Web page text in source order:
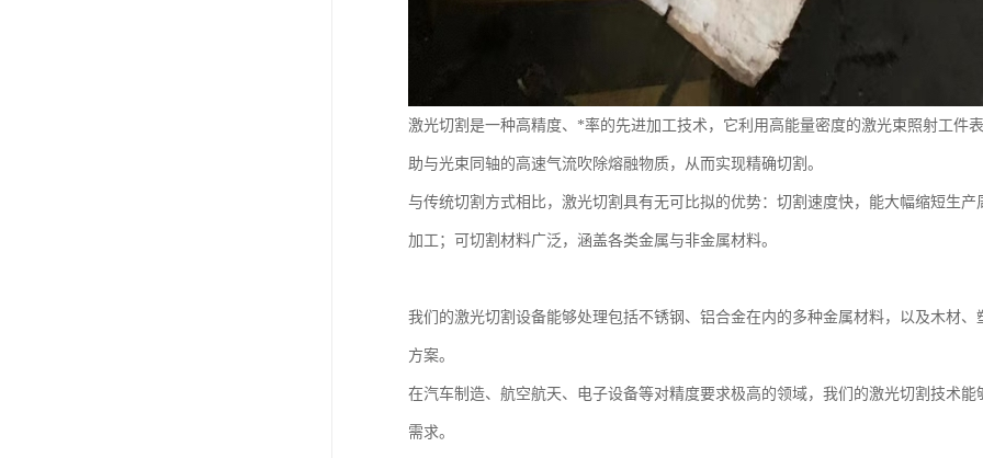
激光切割是一种高精度、*率的先进加工技术，它利用高能量密度的激光束照射工件
助与光束同轴的高速气流吹除熔融物质，从而实现精确切割。
与传统切割方式相比，激光切割具有无可比拟的优势：切割速度快，能大幅缩短生
加工；可切割材料广泛，涵盖各类金属与非金属材料。
我们的激光切割设备能够处理包括不锈钢、铝合金在内的多种金属材料，以及木材
方案。
在汽车制造、航空航天、电子设备等对精度要求极高的领域，我们的激光切割技术
需求。